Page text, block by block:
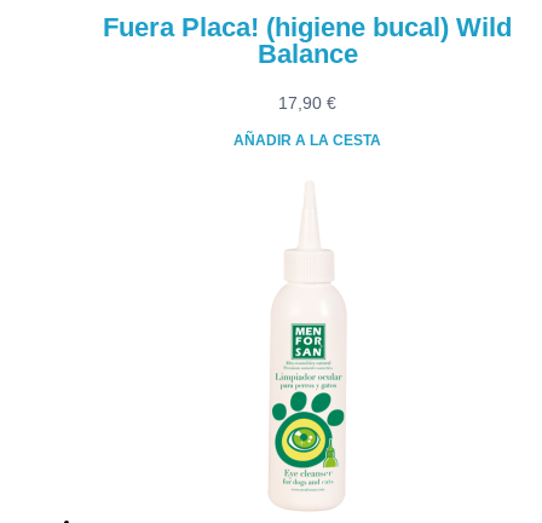
Fuera Placa! (higiene bucal) Wild
Balance
17,90 €
AÑADIR A LA CESTA